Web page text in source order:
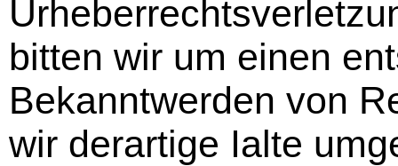
bitten wir um einen
Bekanntwerden von
wir derartige Ialte